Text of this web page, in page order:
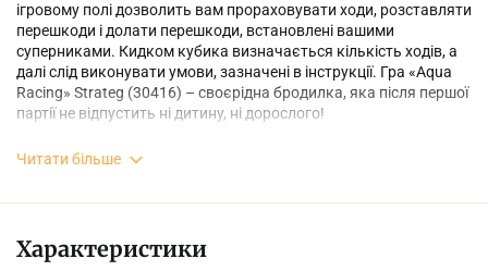
ігровому полі дозволить вам прораховувати ходи, розставляти
перешкоди і долати перешкоди, встановлені вашими
суперниками. Кидком кубика визначається кількість ходів, а
далі слід виконувати умови, зазначені в інструкції. Гра «Aqua
Racing» Strateg (30416) – своєрідна бродилка, яка після першої
партії не відпустить ні дитину, ні дорослого!
♦ Размір пакування: 33х32х4,5 см
Читати більше
Характеристики